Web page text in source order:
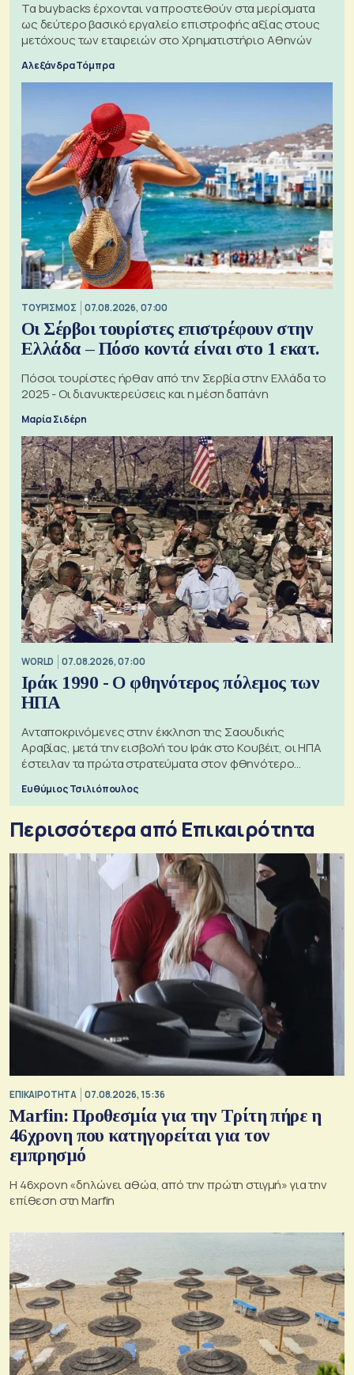
Τα buybacks έρχονται να προστεθούν στα μερίσματα
ως δεύτερο βασικό εργαλείο επιστροφής αξίας στους
μετόχους των εταιρειών στο Χρηματιστήριο Αθηνών
Αλεξάνδρα Τόμπρα
ΤΟΥΡΙΣΜΟΣ 07.08.2026, 07:00
Οι Σέρβοι τουρίστες επιστρέφουν στην
Ελλάδα – Πόσο κοντά είναι στο 1 εκατ.
Πόσοι τουρίστες ήρθαν από την Σερβία στην Ελλάδα το
2025 - Οι διανυκτερεύσεις και η μέση δαπάνη
Μαρία Σιδέρη
WORLD 07.08.2026, 07:00
Ιράκ 1990 - Ο φθηνότερος πόλεμος των
ΗΠΑ
Ανταποκρινόμενες στην έκκληση της Σαουδικής
Αραβίας, μετά την εισβολή του Ιράκ στο Κουβέιτ, οι ΗΠΑ
έστειλαν τα πρώτα στρατεύματα στον φθηνότερο
Ευθύμιος Τσιλιόπουλος
Περισσότερα από Επικαιρότητα
ΕΠΙΚΑΙΡΟΤΗΤΑ 07.08.2026, 15:36
Marfin: Προθεσμία για την Τρίτη πήρε η
46χρονη που κατηγορείται για τον
εμπρησμό
H 46χρονη «δηλώνει αθώα, από την πρώτη στιγμή» για την
επίθεση στη Marfin